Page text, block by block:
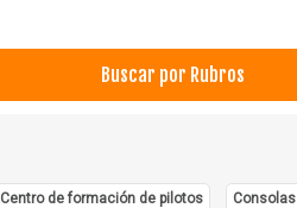
Buscar por Rubros
Centro de formación de pilotos Consolas